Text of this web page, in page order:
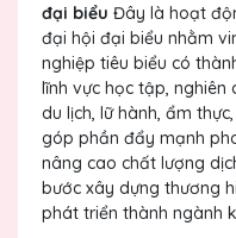
đại biểu Đây là hoạt
đại hội đại biểu nhằm
nghiệp tiêu biểu có
lĩnh vực học tập, nghiên
du lịch, lữ hành, ẩm
góp phần đẩy mạnh
nâng cao chất lượng
bước xây dựng thương
phát triển thành ngành